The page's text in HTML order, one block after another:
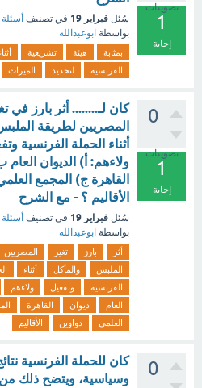
تصويتات
1
إجابة
سُئل فبراير 19 في تصنيف
بواسطة ابوعبدالله
بمثابة هيئة تشريعية
الفرنسية
لتحديد الميراث
0
تصويتات
1
إجابة
كان لـ........ أثر بارز في
المصريين لطريقة
أثناء الحملة الفرنسية
ولاءهم: أ) الديوان العام
القاهرة ج) المجمع
الأقاليم ؟ - مع الشرح
سُئل فبراير 19 في تصنيف
بواسطة ابوعبدالله
أثر بارز تغير المصريين
الملبس
والمأكل أثناء
الفرنسية
وتفعيل ولاءهم
العام
ديوان القاهرة
العلمي
دواوين الأقاليم
0
كان للحملة الفرنسية
وسياسية، ويتضح ذلك